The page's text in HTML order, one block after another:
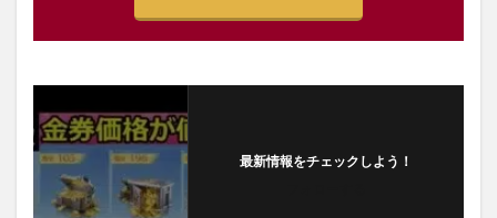
最新情報をチェックしよう！